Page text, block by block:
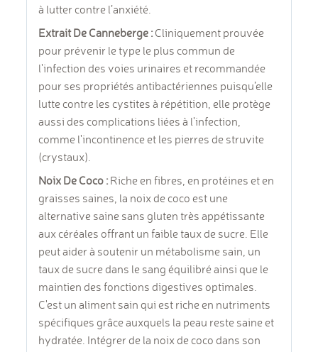
à lutter contre l’anxiété.
Extrait De Canneberge : Cliniquement prouvée
pour prévenir le type le plus commun de
l'infection des voies urinaires et recommandée
pour ses propriétés antibactériennes puisqu’elle
lutte contre les cystites à répétition, elle protège
aussi des complications liées à l'infection,
comme l'incontinence et les pierres de struvite
(crystaux).
Noix De Coco : Riche en fibres, en protéines et en
graisses saines, la noix de coco est une
alternative saine sans gluten très appétissante
aux céréales offrant un faible taux de sucre. Elle
peut aider à soutenir un métabolisme sain, un
taux de sucre dans le sang équilibré ainsi que le
maintien des fonctions digestives optimales.
C'est un aliment sain qui est riche en nutriments
spécifiques grâce auxquels la peau reste saine et
hydratée. Intégrer de la noix de coco dans son